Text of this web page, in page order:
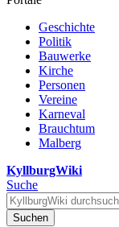
Geschichte
Politik
Bauwerke
Kirche
Personen
Vereine
Karneval
Brauchtum
Malberg
KyllburgWiki
Suche
Suchen